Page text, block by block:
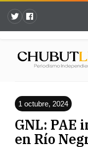
1 octubre, 2024
GNL: PAE
en Río